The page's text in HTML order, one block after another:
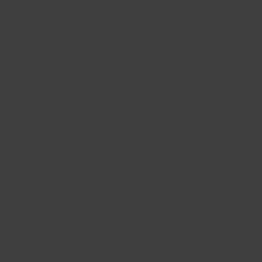
sicher (z. B. EU-